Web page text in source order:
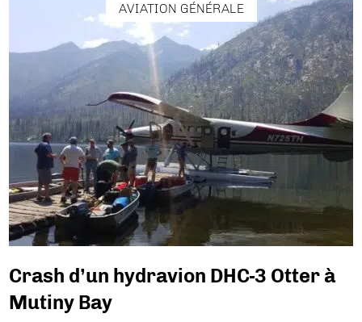
AVIATION GÉNÉRALE
Crash d’un hydravion DHC-3 Otter à
Mutiny Bay